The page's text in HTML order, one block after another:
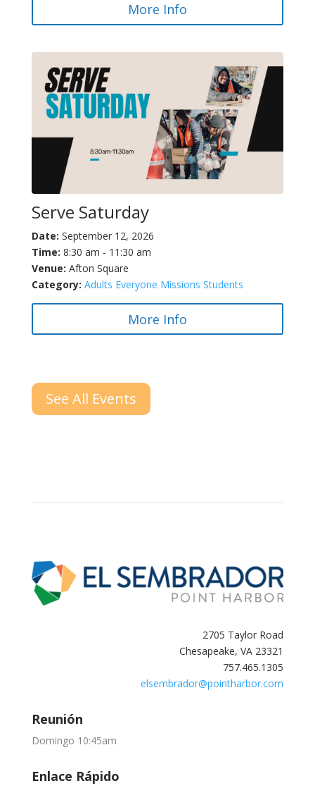
More Info
Serve Saturday
Date: September 12, 2026
Time: 8:30 am - 11:30 am
Venue: Afton Square
Category: Adults Everyone Missions Students
More Info
See All Events
2705 Taylor Road
Chesapeake, VA 23321
757.465.1305
elsembrador@pointharbor.com
Reunión
Domingo 10:45am
Enlace Rápido